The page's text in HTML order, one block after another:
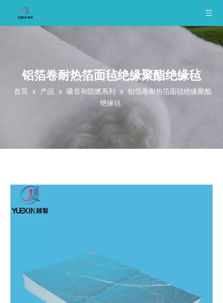
铝箔卷耐热箔面毡绝缘聚酯绝缘毡
首页 » 产品 » 吸音和阻燃系列 »
铝箔卷耐热箔面毡绝缘聚酯
绝缘毡